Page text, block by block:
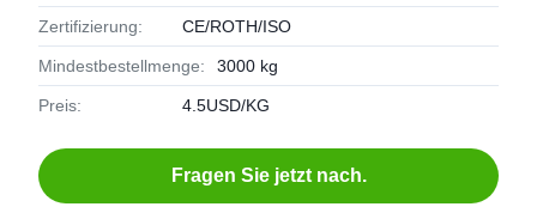
Zertifizierung: CE/ROTH/ISO
Mindestbestellmenge: 3000 kg
Preis: 4.5USD/KG
Fragen Sie jetzt nach.